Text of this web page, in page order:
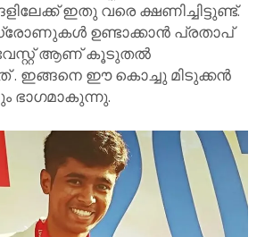
ഇതു വരെ ക്ഷണിച്ചിട്ടുണ്ട്.
ഉണ്ടാക്കാൻ പ്രതാപ്
ആണ് കൂടുതൽ
. ഇങ്ങനെ ഈ കൊച്ചു മിടുക്കൻ
ഭാഗമാകുന്നു.